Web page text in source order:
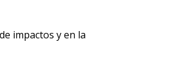
impactos y en la